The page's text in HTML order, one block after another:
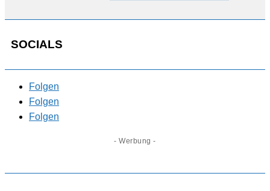
SOCIALS
Folgen
Folgen
Folgen
- Werbung -